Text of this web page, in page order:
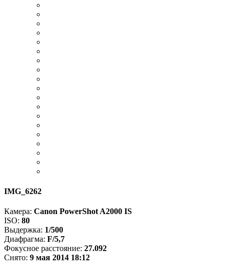
IMG_6262
Камера: Canon PowerShot A2000 IS
ISO: 80
Выдержка: 1/500
Диафрагма: F/5,7
Фокусное расстояние: 27.092
Снято: 9 мая 2014 18:12